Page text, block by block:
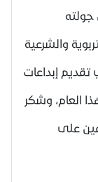
جولته
والشرعية
تقديم إبداعات
العام، وشكر
على